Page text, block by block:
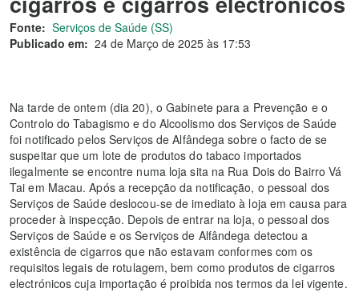
Fonte: Serviços de Saúde (SS)
Publicado em: 24 de Março de 2025 às 17:53
Na tarde de ontem (dia 20), o Gabinete para a Prevenção e o
Controlo do Tabagismo e do Alcoolismo dos Serviços de Saúde
foi notificado pelos Serviços de Alfândega sobre o facto de se
suspeitar que um lote de produtos do tabaco importados
ilegalmente se encontre numa loja sita na Rua Dois do Bairro Vá
Tai em Macau. Após a recepção da notificação, o pessoal dos
Serviços de Saúde deslocou-se de imediato à loja em causa para
proceder à inspecção. Depois de entrar na loja, o pessoal dos
Serviços de Saúde e os Serviços de Alfândega detectou a
existência de cigarros que não estavam conformes com os
requisitos legais de rotulagem, bem como produtos de cigarros
electrónicos cuja importação é proibida nos termos da lei vigente.